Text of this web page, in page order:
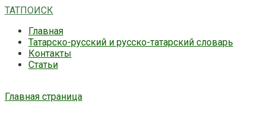
Перейти
контенту
ТАТПОИСК
Главная
Татарско-русский и русско-татарский словарь
Контакты
Статьи
Главная страница